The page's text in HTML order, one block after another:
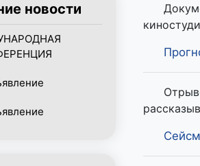
новости